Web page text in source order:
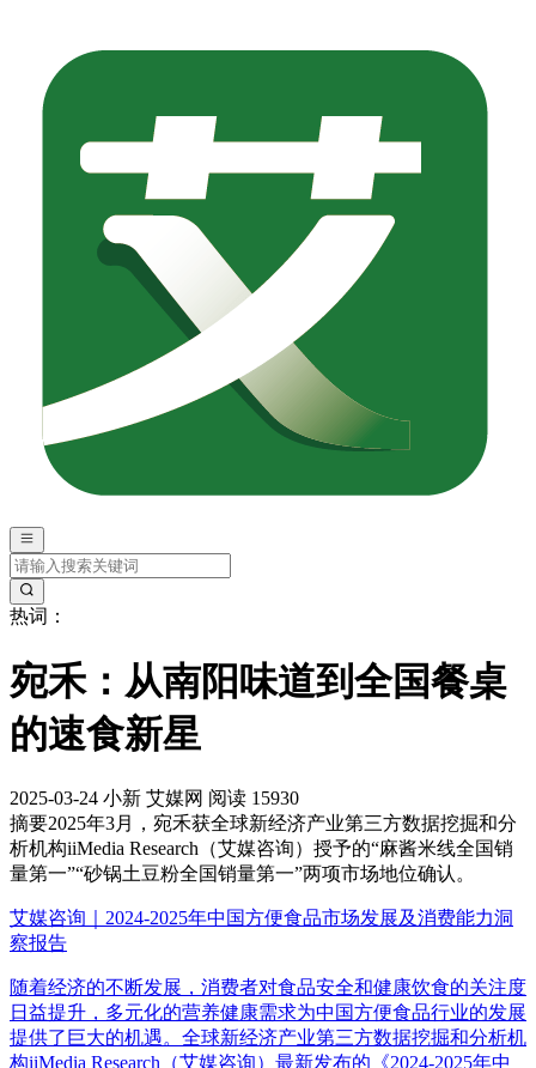
热词：
宛禾：从南阳味道到全国餐桌
的速食新星
2025-03-24 小新 艾媒网 阅读 15930
摘要2025年3月，宛禾获全球新经济产业第三方数据挖掘和分
析机构iiMedia Research（艾媒咨询）授予的“麻酱米线全国销
量第一”“砂锅土豆粉全国销量第一”两项市场地位确认。
艾媒咨询｜2024-2025年中国方便食品市场发展及消费能力洞
察报告
随着经济的不断发展，消费者对食品安全和健康饮食的关注度
日益提升，多元化的营养健康需求为中国方便食品行业的发展
提供了巨大的机遇。全球新经济产业第三方数据挖掘和分析机
构iiMedia Research（艾媒咨询）最新发布的《2024-2025年中